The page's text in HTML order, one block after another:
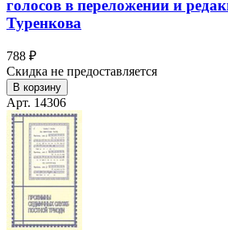
голосов в переложении и
Туренкова
788 ₽
Скидка не предоставляется
В корзину
Арт. 14306